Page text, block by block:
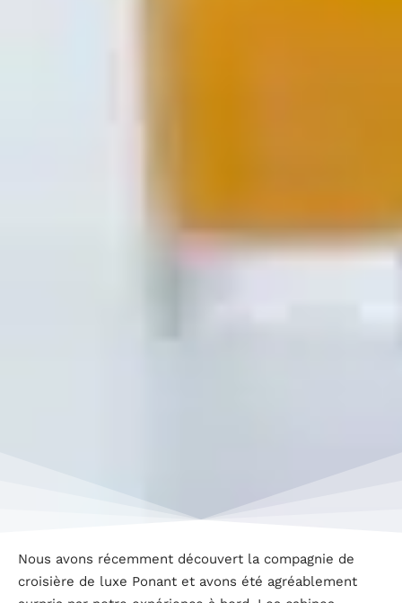
Nous avons récemment découvert la compagnie de
croisière de luxe Ponant et avons été agréablement